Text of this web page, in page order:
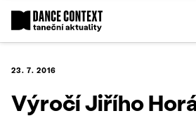
23. 7. 2016
Výročí Jiřího